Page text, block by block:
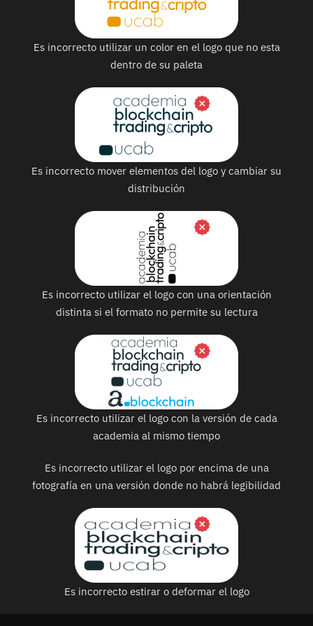
Es incorrecto utilizar un color en el logo que no esta
dentro de su paleta
Es incorrecto mover elementos del logo y cambiar su
distribución
Es incorrecto utilizar el logo con una orientación
distinta si el formato no permite su lectura
Es incorrecto utilizar el logo con la versión de cada
academia al mismo tiempo
Es incorrecto utilizar el logo por encima de una
fotografía en una versión donde no habrá legibilidad
Es incorrecto estirar o deformar el logo